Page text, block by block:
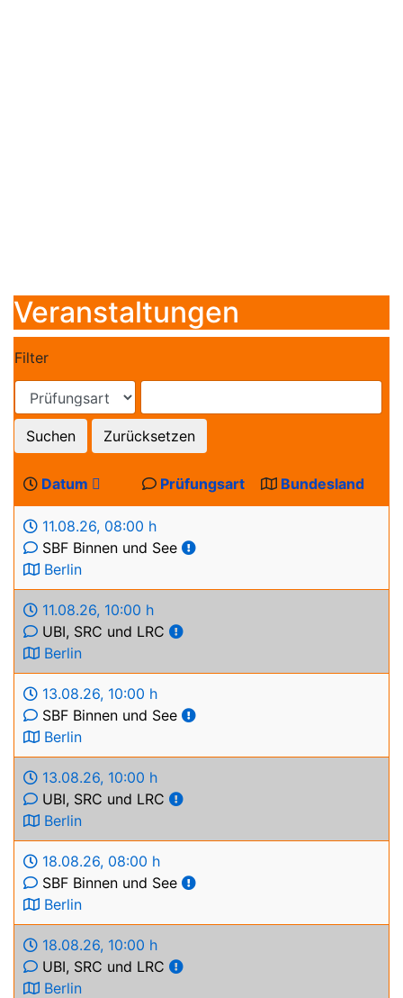
Veranstaltungen
Filter
Suchen Zurücksetzen
Datum Prüfungsart Bundesland
11.08.26, 08:00 h
SBF Binnen und See
Berlin
11.08.26, 10:00 h
UBI, SRC und LRC
Berlin
13.08.26, 10:00 h
SBF Binnen und See
Berlin
13.08.26, 10:00 h
UBI, SRC und LRC
Berlin
18.08.26, 08:00 h
SBF Binnen und See
Berlin
18.08.26, 10:00 h
UBI, SRC und LRC
Berlin